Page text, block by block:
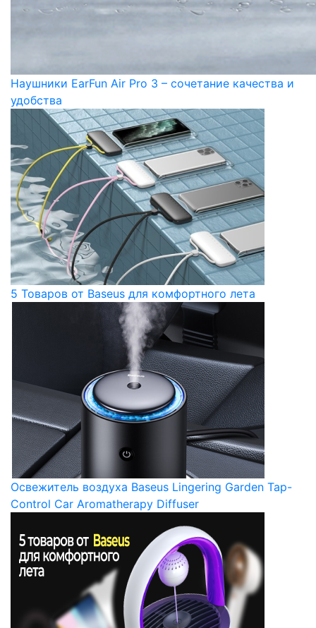
Наушники EarFun Air Pro 3 – сочетание качества и
удобства
5 Товаров от Baseus для комфортного лета
Освежитель воздуха Baseus Lingering Garden Tap-
Control Car Aromatherapy Diffuser